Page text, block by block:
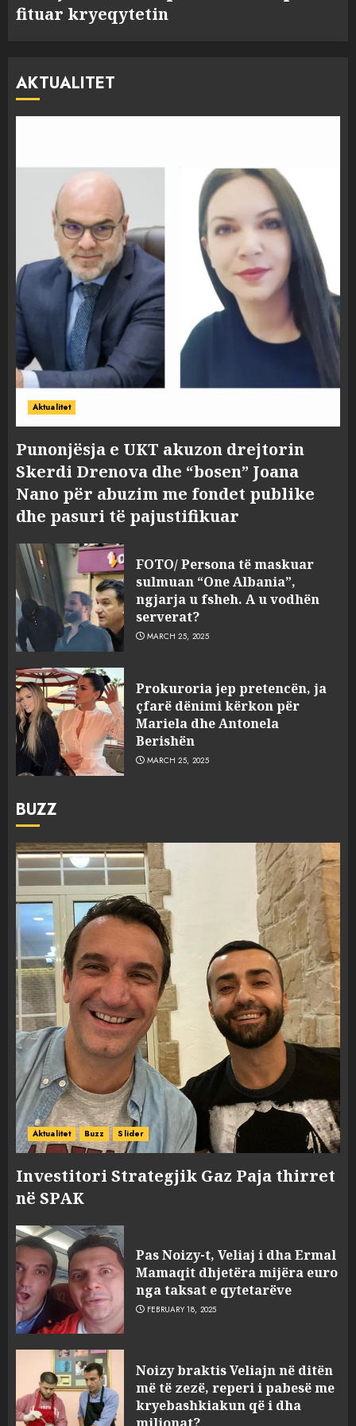
fituar kryeqytetin
AKTUALITET
Aktualitet
Punonjësja e UKT akuzon drejtorin
Skerdi Drenova dhe “bosen” Joana
Nano për abuzim me fondet publike
dhe pasuri të pajustifikuar
FOTO/ Persona të maskuar
sulmuan “One Albania”,
ngjarja u fsheh. A u vodhën
serverat?
MARCH 25, 2025
Prokuroria jep pretencën, ja
çfarë dënimi kërkon për
Mariela dhe Antonela
Berishën
MARCH 25, 2025
BUZZ
Aktualitet Buzz Slider
Investitori Strategjik Gaz Paja thirret
në SPAK
Pas Noizy-t, Veliaj i dha Ermal
Mamaqit dhjetëra mijëra euro
nga taksat e qytetarëve
FEBRUARY 18, 2025
Noizy braktis Veliajn në ditën
më të zezë, reperi i pabesë me
kryebashkiakun që i dha
3
sulmuan “One Albania”,
ngjarja u fsheh. A u vodhën
serverat?
çfarë dënimi kërkon për
Mariela dhe Antonela
Berishën